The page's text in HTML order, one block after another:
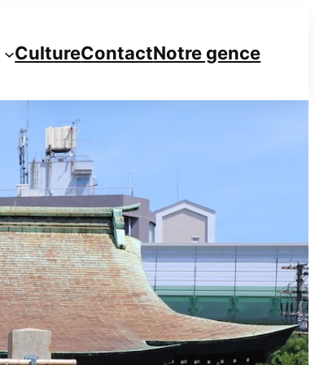
CultureContactNotre gence